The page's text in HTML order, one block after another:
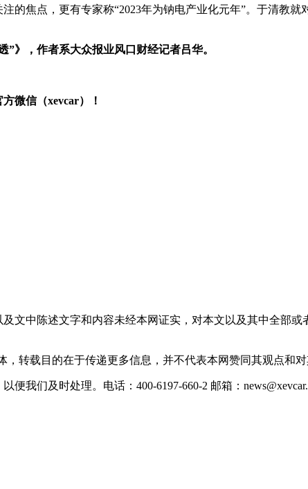
的焦点，更有专家称“2023年为钠电产业化元年”。于清教
”》，作者系大众报业风口财经记者吕华。
微信（xevcar）！
文中陈述文字和内容未经本网证实，对本文以及其中全部
转载目的在于传递更多信息，并不代表本网赞同其观点和对
我们及时处理。电话：400-6197-660-2 邮箱：